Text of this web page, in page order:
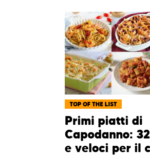
TOP OF THE LIST
Primi piatti di
Capodanno:
e veloci per il